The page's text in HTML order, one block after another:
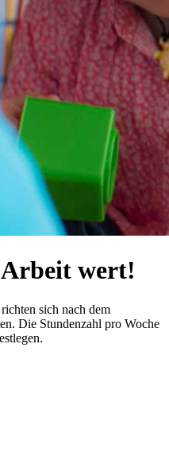
Arbeit wert!
sich nach dem
Die Stundenzahl pro Woche